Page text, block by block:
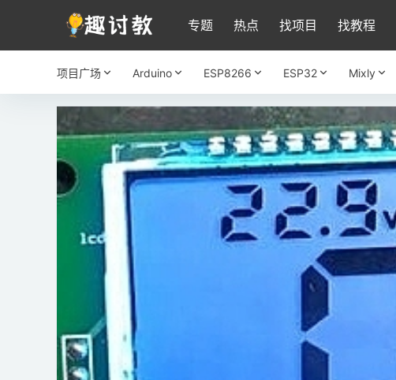
专题 热点 找项目 找教程
项目广场 Arduino ESP8266 ESP32 Mixly